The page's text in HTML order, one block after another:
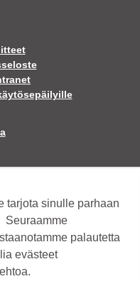
tarjota sinulle parhaan
Seuraamme
palautetta
evästeet